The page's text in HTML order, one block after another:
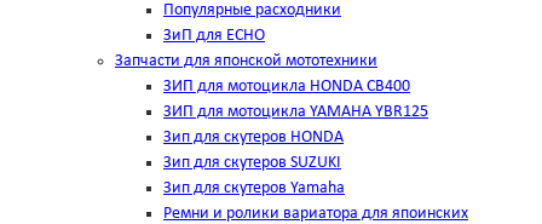
Популярные расходники
ЗиП для ЕСНО
Запчасти для японской мототехники
ЗИП для мотоцикла HONDA CB400
ЗИП для мотоцикла YAMAHA YBR125
Зип для скутеров HONDA
Зип для скутеров SUZUKI
Зип для скутеров Yamaha
Ремни и ролики вариатора для япоинских